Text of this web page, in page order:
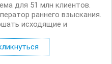
для 51 млн клиентов.
раннего взыскания.
исходящие и
окружением Выставлять